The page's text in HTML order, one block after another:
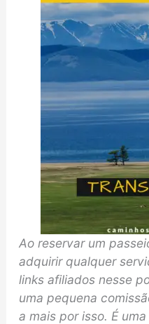
Ao reservar um
adquirir qualquer
links afiliados nesse
uma pequena
a mais por isso. É